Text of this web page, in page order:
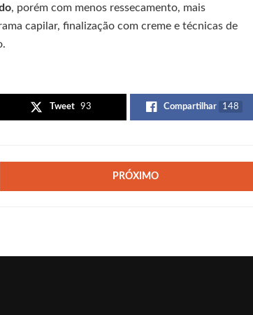
, porém com menos ressecamento, mais
capilar, finalização com creme e técnicas de
Tweet 93 Compartilhar 148
PRÓXIMO